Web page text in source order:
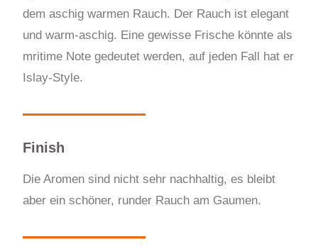
dem aschig warmen Rauch. Der Rauch ist elegant
und warm-aschig. Eine gewisse Frische könnte als
mritime Note gedeutet werden, auf jeden Fall hat er
Islay-Style.
Finish
Die Aromen sind nicht sehr nachhaltig, es bleibt
aber ein schöner, runder Rauch am Gaumen.